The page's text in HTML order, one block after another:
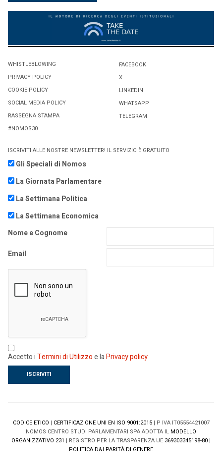
WHISTLEBLOWING
PRIVACY POLICY
COOKIE POLICY
SOCIAL MEDIA POLICY
RASSEGNA STAMPA
#NOMOS30
FACEBOOK
X
LINKEDIN
WHATSAPP
TELEGRAM
ISCRIVITI ALLE NOSTRE NEWSLETTER! IL SERVIZIO È GRATUITO
Gli Speciali di Nomos
La Giornata Parlamentare
La Settimana Politica
La Settimana Economica
Nome e Cognome
Email
Accetto iTermini di Utilizzoe laPrivacy policy
CODICE ETICO | CERTIFICAZIONE UNI EN ISO 9001:2015| P IVA IT05554421007
NOMOS CENTRO STUDI PARLAMENTARI SPA ADOTTA IL MODELLO
ORGANIZZATIVO 231 | REGISTRO PER LA TRASPARENZA UE 369303345198-80 |
POLITICA D&I PARITÀ DI GENERE